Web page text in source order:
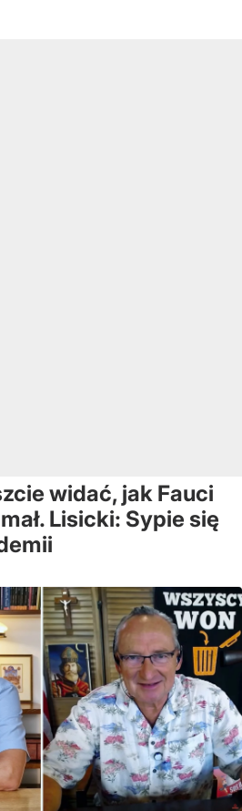
widać, jak Fauci
Lisicki: Sypie się